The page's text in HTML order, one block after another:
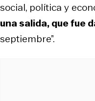
social, política y
una salida, que fue
septiembre”.